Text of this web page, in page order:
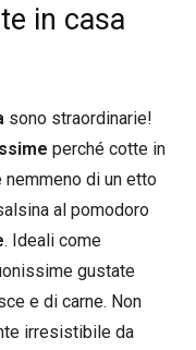
in casa
sono straordinarie!
perché cotte in
di un etto
al pomodoro
. Ideali come
gustate
e di carne. Non
irresistibile da